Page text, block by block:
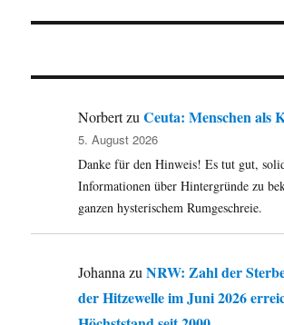
NorbertzuCeuta: Menschen als
5. August 2026
Danke für den Hinweis! Es tut gut,
Informationen über Hintergründe zu
ganzen hysterischem Rumgeschreie.
Johanna zuNRW: Zahl der
der Hitzewelle im Juni 2026